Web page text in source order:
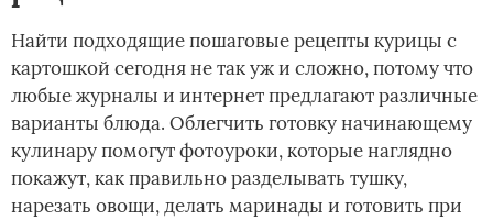
Найти подходящие пошаговые рецепты курицы с
картошкой сегодня не так уж и сложно, потому что
любые журналы и интернет предлагают различные
варианты блюда. Облегчить готовку начинающему
кулинару помогут фотоуроки, которые наглядно
покажут, как правильно разделывать тушку,
нарезать овощи, делать маринады и готовить при